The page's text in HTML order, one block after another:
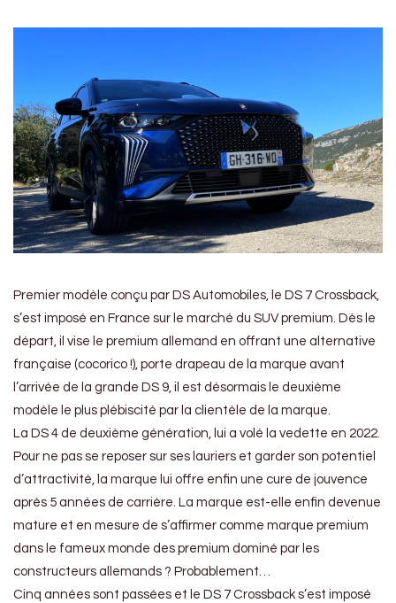
Premier modèle conçu par DS Automobiles, le DS 7 Crossback,
s’est imposé en France sur le marché du SUV premium. Dès le
départ, il vise le premium allemand en offrant une alternative
française (cocorico !), porte drapeau de la marque avant
l’arrivée de la grande DS 9, il est désormais le deuxième
modèle le plus plébiscité par la clientèle de la marque.
La DS 4 de deuxième génération, lui a volé la vedette en 2022.
Pour ne pas se reposer sur ses lauriers et garder son potentiel
d’attractivité, la marque lui offre enfin une cure de jouvence
après 5 années de carrière. La marque est-elle enfin devenue
mature et en mesure de s’affirmer comme marque premium
dans le fameux monde des premium dominé par les
constructeurs allemands ? Probablement…
Cinq années sont passées et le DS 7 Crossback s’est imposé